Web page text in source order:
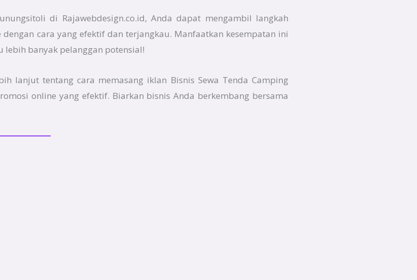
di Rajawebdesign.co.id, Anda dapat mengambil langkah
cara yang efektif dan terjangkau. Manfaatkan kesempatan ini
lebih banyak pelanggan potensial!
lanjut tentang cara memasang iklan Bisnis Sewa Tenda Camping
online yang efektif. Biarkan bisnis Anda berkembang bersama